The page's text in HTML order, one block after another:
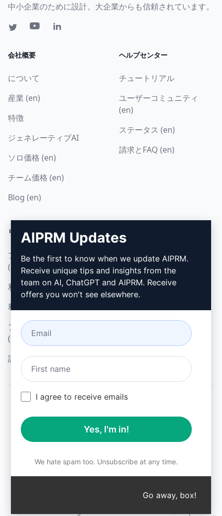
中小企業のために設計。大企業からも信頼されています。
会社概要
について
産業 (en)
特徴
ジェネレーティブAI
ソロ価格 (en)
チーム価格 (en)
Blog (en)
ヘルプセンター
チュートリアル
ユーザーコミュニティ
(en)
ステータス (en)
請求とFAQ (en)
リーガル
プライバシーポリシー
(en)
利用規定 (en)
利用規約 (en)
ブラウザ拡張機能用語
(en)
請求条件 (en)
インストール方法
グーグル・クローム (en)
マイクロソフト・エッジ
All logos, trademarks, and registered trademarks are the
property of their respective owners.
AIPRM and other related brand names are registered
laws.
Unauthorized trademark use is prohibited, and may be a
violation of federal and state trademark laws. ↑
AIPRM Updates
Be the first to know when we update AIPRM.
Receive unique tips and insights from the
team on AI, ChatGPT and AIPRM. Receive
offers you won't see elsewhere.
I agree to receive emails
Yes, I'm in!
We hate spam too. Unsubscribe at any time.
Go away, box!